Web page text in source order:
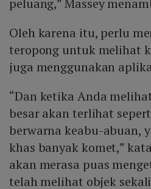
peluang,” Massey
Oleh karena itu, perlu
teropong untuk melihat
juga menggunakan
“Dan ketika Anda
besar akan terlihat
berwarna keabu-abuan,
khas banyak komet,”
akan merasa puas
telah melihat objek